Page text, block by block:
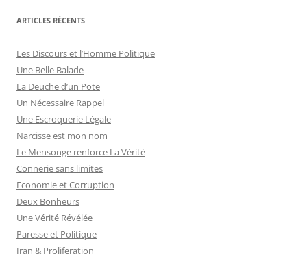
ARTICLES RÉCENTS
Les Discours et l’Homme Politique
Une Belle Balade
La Deuche d’un Pote
Un Nécessaire Rappel
Une Escroquerie Légale
Narcisse est mon nom
Le Mensonge renforce La Vérité
Connerie sans limites
Economie et Corruption
Deux Bonheurs
Une Vérité Révélée
Paresse et Politique
Iran & Proliferation